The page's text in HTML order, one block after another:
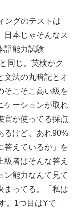
ングのテストは
日本じゃそんなス
語能力試験
同じ。英検がク
文法の丸暗記とオ
そこそこ高い級を
ケーションが取れ
官が使ってる採点
るけど、あれ90%
答えているか」を
級者はそんな答え
ン能力なんて見て
まってる。「私は
。1つ目はYで